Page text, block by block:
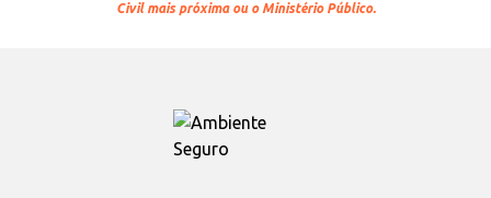
Civil mais próxima ou o Ministério Público.